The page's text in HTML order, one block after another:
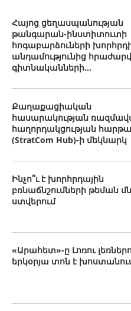
Հայոց ցեղասպանության
թանգարան-ինստիտուտի
հոգաբարձուների
անդամությունից
գիտնականների...
Քաղաքացիական
հասարակության
հաղորդակցության
(StratCom Hub)-ի մեկնարկ
Ինչո՞ւ է խորհրդային
բռնաճնշումների թեման
ստվերում
«Արահետ»-ը Լոռու
երկօրյա տոն է